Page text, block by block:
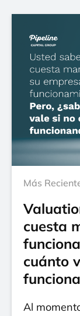
Más
cuesta
cuánto
Al